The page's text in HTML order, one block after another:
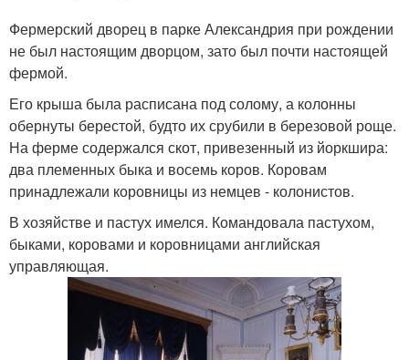
Фермерский дворец в парке Александрия при рождении
не был настоящим дворцом, зато был почти настоящей
фермой.
Его крыша была расписана под солому, а колонны
обернуты берестой, будто их срубили в березовой роще.
На ферме содержался скот, привезенный из йоркшира:
два племенных быка и восемь коров. Коровам
принадлежали коровницы из немцев - колонистов.
В хозяйстве и пастух имелся. Командовала пастухом,
быками, коровами и коровницами английская
управляющая.